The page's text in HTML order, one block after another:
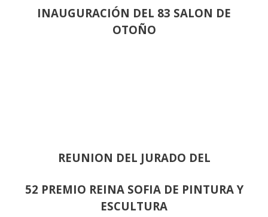
INAUGURACIÓN DEL 83 SALON DE
OTOÑO
REUNION DEL JURADO DEL
52 PREMIO REINA SOFIA DE PINTURA Y
ESCULTURA